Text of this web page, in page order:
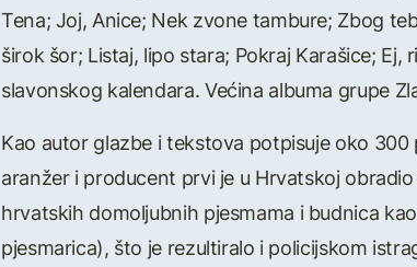
Tena; Joj, Anice; Nek zvone tambure; Zbog
širok šor; Listaj, lipo stara; Pokraj Karašice;
slavonskog kalendara. Većina albuma grupe
Kao autor glazbe i tekstova potpisuje oko
aranžer i producent prvi je u Hrvatskoj
hrvatskih domoljubnih pjesmama i budnica
pjesmarica), što je rezultiralo i policijskom